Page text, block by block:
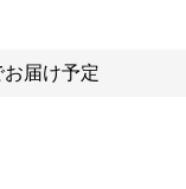
届け予定